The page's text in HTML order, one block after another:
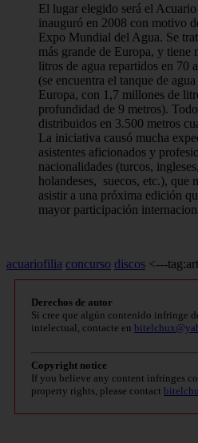
El lugar elegido será el
inauguró en 2008 con motivo
Expo Mundial del Agua. Se
más grande de Europa, y tiene
litros de agua repartidos en 70
(se encuentra el tanque de
Europa, con 1,7 millones de
profundidad de 9 metros).
distribuidos en 3.500 metros
La iniciativa causó mucha
asistentes aficionados y
nacionalidades (turcos,
holandeses, suecos, etc.), que
asistir a una próxima edición
mayor participación
acuariofilia concurso discos <---
Derechos de autor
Si cree que algún contenido infringe
intelectual, contacte en
Copyright notice
If you believe any content infringes
property rights, please contact